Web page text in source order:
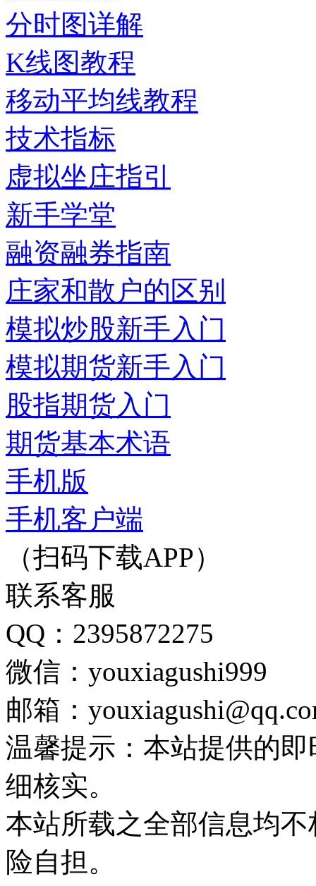
分时图详解
K线图教程
移动平均线教程
技术指标
虚拟坐庄指引
新手学堂
融资融券指南
庄家和散户的区别
模拟炒股新手入门
模拟期货新手入门
股指期货入门
期货基本术语
手机版
手机客户端
（扫码下载APP）
联系客服
QQ：2395872275
微信：youxiagushi999
邮箱：
温馨提示：本站提供的
细核实。
本站所载之全部信息均
险自担。